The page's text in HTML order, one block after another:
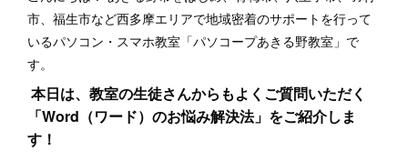
市、福生市など西多摩エリアで地域密着のサポートを行って
いるパソコン・スマホ教室「パソコープあきる野教室」で
す。
本日は、教室の生徒さんからもよくご質問いただく
「Word（ワード）のお悩み解決法」をご紹介しま
す！